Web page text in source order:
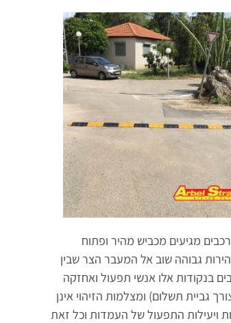
מגיעים מכביש מהיר ופתוח
גבוהה שוב אל המעבר הצר שבין
בנקודות אלו אנשי תפעול ואחזקה
גביית תשלום) ומצלמות הזיהוי אינן
ויעילות התפעול של העמדות וכל זאת